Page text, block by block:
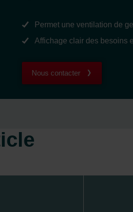
Permet une ventilation de
Affichage clair des besoins
Nous contacter